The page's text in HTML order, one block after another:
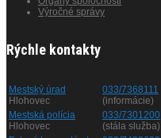
Výročné správy
Rýchle kontakty
Mestský úrad
Hlohovec
033/7368111
(informácie)
Mestská polícia
Hlohovec
033/7301200
(stála služba)